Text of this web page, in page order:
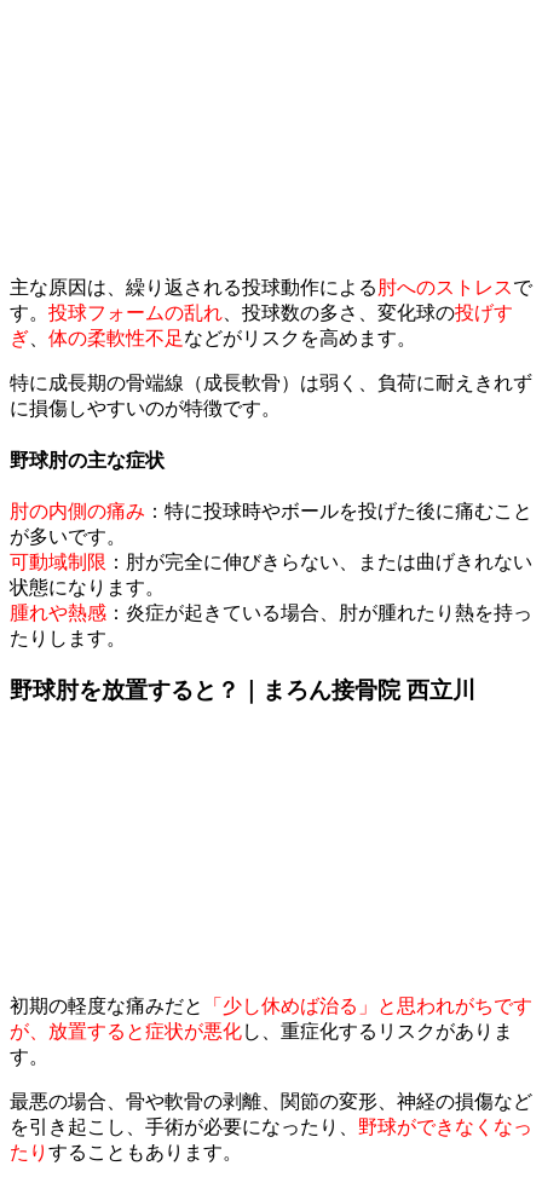
​主な原因は、繰り返される投球動作による肘へのストレスで
す。 投球フォームの乱れ、投球数の多さ、変化球の投げす
ぎ、 体の柔軟性不足などがリスクを高めます。
特に成長期の骨端線（成長軟骨）は弱く、負荷に耐えきれず
に損傷しやすいのが特徴です。
​野球肘の主な症状
​肘の内側の痛み ：特に投球時やボールを投げた後に痛むこと
が多いです。
​可動域制限 ：肘が完全に伸びきらない、または曲げきれない
状態になります。
​腫れや熱感 ：炎症が起きている場合、肘が腫れたり熱を持っ
たりします。
野球肘を放置すると？｜まろん接骨院 西立川
​初期の軽度な痛みだと
「少し休めば治る」と思われがちです
が、放置すると症状が悪化し、重症化するリスクがありま
す。
最悪の場合、骨や軟骨の剥離、関節の変形、神経の損傷など
を引き起こし、手術が必要になったり、 野球ができなくなっ
たり することもあります。